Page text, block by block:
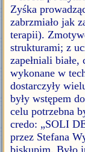
Zyśka
zabrzmiało jak
terapii).
strukturami; z
zapełniali
wykonane w
dostarczyły
były wstępem
celu potrzebna
credo: „SOLI
przez Stefana
biskupim. Było